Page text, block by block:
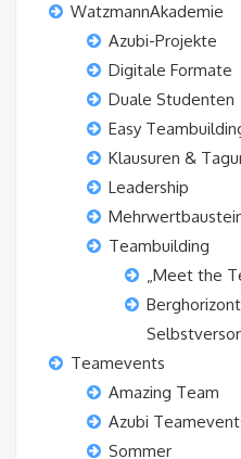
WatzmannAkademie
Azubi-Projekte
Digitale Formate
Duale Studenten
Easy
Klausuren &
Leadership
Teambuilding
„Meet the
Teamevents
Amazing Team
Azubi
Sommer